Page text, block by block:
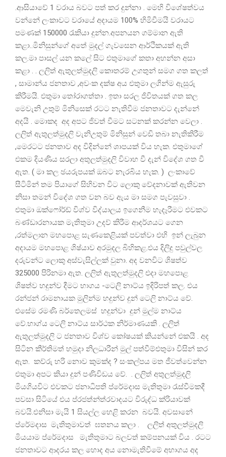
.ආසියාවේ 1 වරාය බවට පත් කර දුන්නා . මෙහි විශේෂත්වය
වන්නේ ලංකාවට වරායේ අදායම 100% හිමිවීමයි වරායට
පමණක් 150000 රැකියා දුන්න.අපනයන ගම්මාන ඇති
කළා..මිනිසුන්ගේ අතේ මුදල් ගැවසෙන ආර්ථිකයක් ඇති
කල.මා පාසල් යන කලේ සිට එතුමාගේ කතා අහන්න අසා
කළා . . ලලිත් ඇතුලත්මුදලි කොතරම් උගතුන් සමග ගත කලත්
, සාමාන්ය ජනතාව ,අවංක දක්ෂ අය එතුමා ලගින්ම ඇසුරු
කිරීමයි. එතුමා තෝරාගත්තා . ඉතා සරල ජිවිතයක් ගත කල
මෙවැනි උතුම් මිනිසෙක් රටට නැතිවීම ජනතාවට දැන්නේ
අදයි . මොකද අද අපට ජිවත් වීමට සටනක් කරන්න වෙලා .
ලලිත් ඇතුලත්මුදලි වැනිඋතුම් මිනිසුන් වෙඩි තබා නැතිකිරීම
,මෙරටට ජනතාව අද විදින්නේ ශාපයක් විය හැක. එතුමාගේ
එකම දියණිය සරලා අතුලත්මුදලි විවාහ වී දැන් විදේශ ගත වී
ඇත. ( මා කල ඡයරුපයක් ඔබට නැරබිය හැක. ) ලංකාවේ
සීටිමින් තම පියාගේ සිහිවන විට ලොකු වේදනාවක් ඇතිවන
නිසා තමන් විදේශ ගත වන බව ඇය මා සමග පැවසුවා .
එතුමා ඔක්ෆෝර්ඩ් විශ්ව විද්යාලය ඉගෙනීම හැදෑරීමට එවකට
බණ්ඩාරනායක මැතිතුමා උදව් කිරීම ආදර්ශයට ගෙන
,රත්මලාන මහපොළ සැණකෙළියක් පවත්වා එහි ඉන් ලැබුන
අදායම මහපොළ ශිෂ්යාව අරමුදල බිහිකළ.එය දිලිදු පවුල්වල
දරුවන්ට ලොකු අස්වැසිල්ලක් වුනා. අද වනවිට ශිෂත්ව
325000 පිරිනමා ඇත. ලලිත් ඇතුලත්මුදලි එදා මහපොළ
ශිෂත්ව හදුන්ව දීමට භාගය -ටෙලි නාට්ය ඉදිරිපත් කල. එය
රන්ජන් රාමනායක මුලින්ම හදුන්ව දුන් ටෙලි නාට්ය වේ.
එසේම රමණි බර්තෙලමස් හදුන්වා දුන් මුල්ම නාට්ය
වේ.භාග්ය ටෙලි නාට්ය සාර්ථක නිර්මාණයකි . ලලිත්
ඇතුලත්මුදලි ට ජනතාව විශ්ව කෝෂයක් කියන්නේ එකයි . අද
සිටින කීර්තිමත් හමුදා නිලධාරීන් මුල් පත්වීම්එතුමා විසින් කර
ඇත. කව්රු හරි නොව කුමක්ද ? සංකල්පය මත ජීවත්වෙන්න
එතුමා අපට කියා දුන් පණිවිඩය වේ. . ලලිත් අතුලත්මුදලි
මියගියවිට එවකට ජනාධිපති ප්රේමදාස මැතිතුමා රැස්වීමකදී
පවසා සිටියේ එය ප්රජත්න්ත්රවාදයට විරුද්ධ ක්රියාවක්
බවයි.එනිසා මැයි 1 සියල්ල හෙළි කරන බවයි. අවසානේ
ප්රේමදාස මැතිතුමාවත් ඝතනය කලා . ලලිත් අතුලත්මුදලි
මියයාම ප්රේමදාස මැතිතුමාට බලවත් කම්පනයක් විය . රටට
ජනතාවට ආදරය කල හොද අය නොමැතිවීමේ අභාගය අද